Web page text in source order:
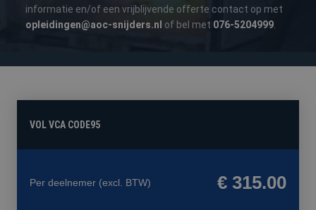
BEHEERDER
ATEX
BESLOTEN
BHV
EERSTE
SOCIALE
REACHTRUCK
informatie en/of een vrijblijvende offerte contact op met
opleidingen@aoc-snijders.nl of bel met 076-5204999
VOL VCA CODE95
Per deelnemer (excl. BTW) € 315.00